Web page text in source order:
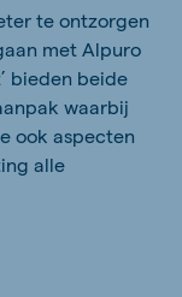
te ontzorgen
met Alpuro
bieden beide
waarbij
ook aspecten
alle